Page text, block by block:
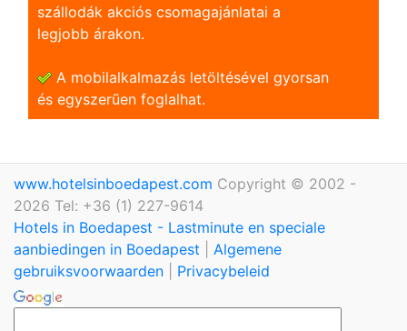
szállodák akciós csomagajánlatai a
legjobb árakon.
A mobilalkalmazás letöltésével gyorsan
és egyszerũen foglalhat.
www.hotelsinboedapest.com Copyright © 2002 -
2026 Tel: +36 (1) 227-9614
Hotels in Boedapest - Lastminute en speciale
aanbiedingen in Boedapest
Algemene
gebruiksvoorwaarden
Privacybeleid